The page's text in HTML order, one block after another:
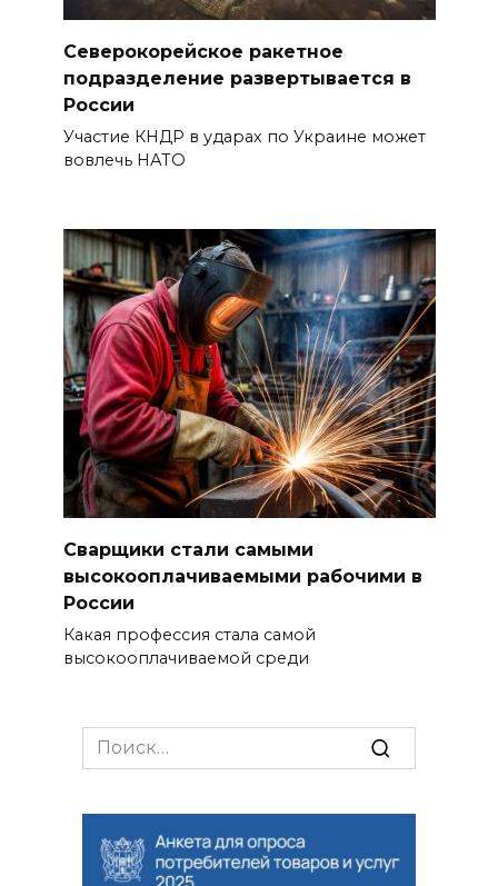
Северокорейское ракетное
подразделение развертывается в
России
Участие КНДР в ударах по Украине может
вовлечь НАТО
Сварщики стали самыми
высокооплачиваемыми рабочими в
России
Какая профессия стала самой
высокооплачиваемой среди
Search
for: